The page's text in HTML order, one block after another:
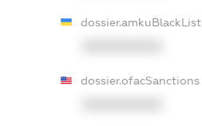
dossier.amkuBlackList
dossier.ofacSanctions